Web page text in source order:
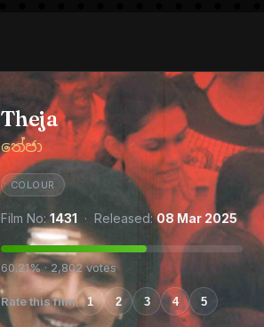
Theja
තේජා
COLOUR
Film No: 1431 · Released:08 Mar 2025
60.21% · 2,802 votes
Rate this film 1 2 3 4 5